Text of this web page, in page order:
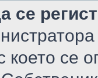
се
се